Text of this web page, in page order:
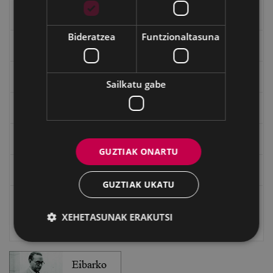
Eibarko Bideoteka
Eibarko Fonoteka
Eibarko Idazlanen Datu-basea
Bideratzea Funtzionaltasuna
Sailkatu gabe
GUZTIAK ONARTU
GUZTIAK UKATU
XEHETASUNAK ERAKUTSI